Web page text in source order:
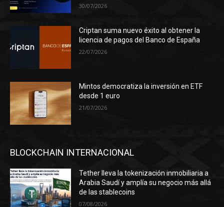
30/07/2026
Criptan suma nuevo éxito al obtener la
licencia de pagos del Banco de España
22/07/2026
Mintos democratiza la inversión en ETF
desde 1 euro
21/07/2026
BLOCKCHAIN INTERNACIONAL
Tether lleva la tokenización inmobiliaria a
Arabia Saudí y amplía su negocio más allá
de las stablecoins
07/08/2026